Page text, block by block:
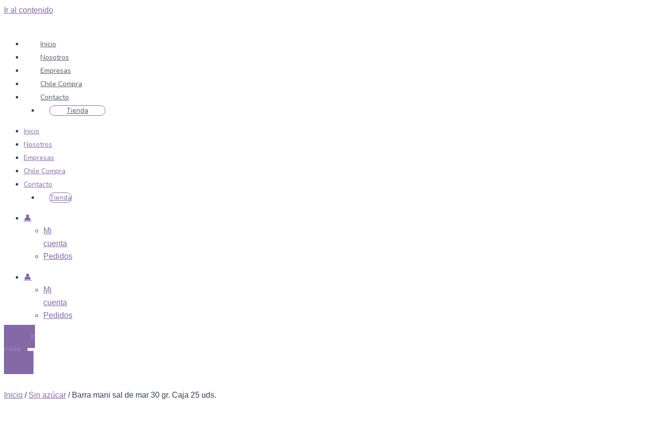
Ir al contenido
Inicio
Nosotros
Empresas
Chile Compra
Contacto
Tienda
Inicio
Nosotros
Empresas
Chile Compra
Contacto
Tienda
👤
Mi
cuenta
Pedidos
👤
Mi
cuenta
Pedidos
Inicio / Sin azúcar / Barra mani sal de mar 30 gr. Caja 25 uds.